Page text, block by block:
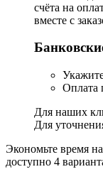
счёта на
вместе с
Оплата
Для наших
Для
Экономьте время
доступно 4